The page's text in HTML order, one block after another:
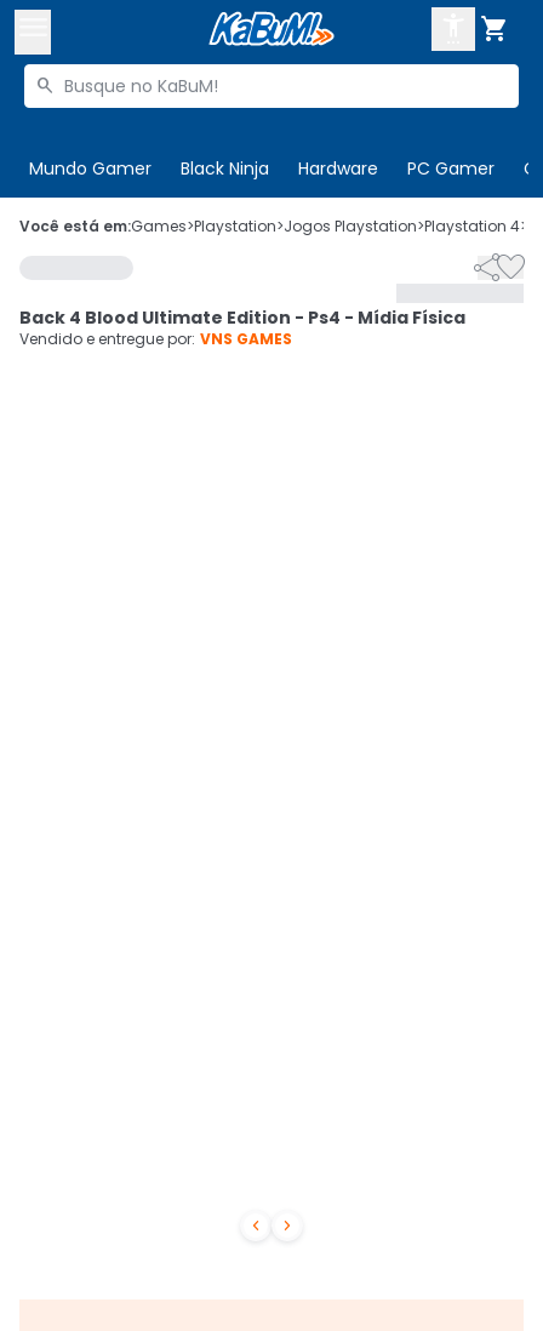

Buscar produtos

Mundo Gamer Black Ninja Hardware PC Gamer
 Olá. Acesse sua conta
 Departamentos
Cupons
CADASTRE-SE
Você está em:Games>Playstation>Jogos Playstation>Playstation 4>
 

Back 4 Blood Ultimate Edition - Ps4 - Mídia Física
Vendido e entregue por: VNS GAMES